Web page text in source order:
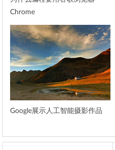
Chrome
Google展示人工智能摄影作品